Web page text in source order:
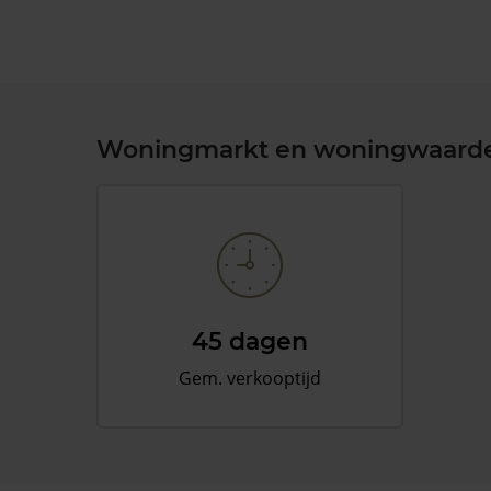
Woningmarkt en
45 dagen
Gem. verkooptijd